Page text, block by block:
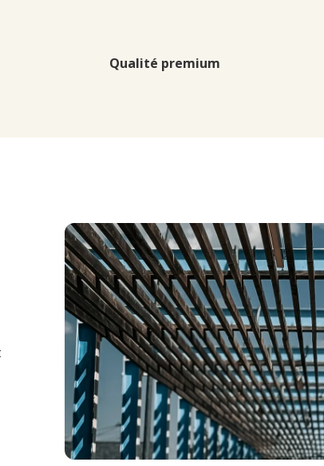
Qualité premium